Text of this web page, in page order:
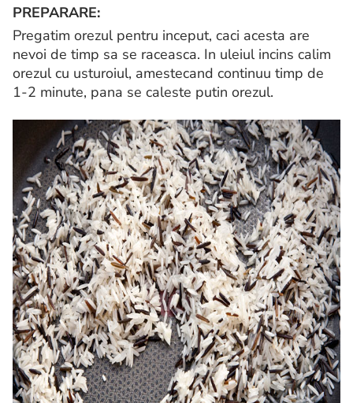
PREPARARE:
Pregatim orezul pentru inceput, caci acesta are
nevoi de timp sa se raceasca. In uleiul incins calim
orezul cu usturoiul, amestecand continuu timp de
1-2 minute, pana se caleste putin orezul.